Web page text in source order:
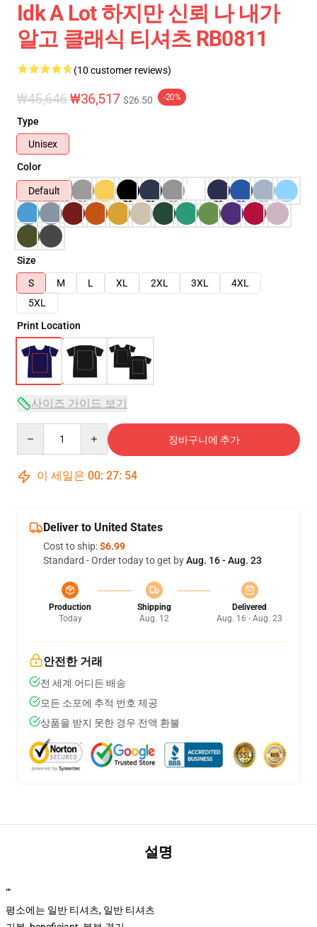
Idk A Lot 하지만 신뢰 나 내가
알고 클래식 티셔츠 RB0811
(10 customer reviews)
₩45,646₩36,517 $26.50 -20%
Type
Unisex
Color
Default
Size
S
M L XL 2XL 3XL
4XL
5XL
Print Location
사이즈 가이드 보기
장바구니에 추가
이 세일은 00: 27: 54
Deliver to United States
Cost to ship:$6.99
Standard - Order today to get byAug. 16 - Aug. 23
Production
Today
Shipping
Aug. 12
Delivered
Aug. 16 - Aug. 23
안전한 거래
전 세계 어디든 배송
모든 소포에 추적 번호 제공
상품을 받지 못한 경우 전액 환불
설명
""
평소에는 일반 티셔츠, 일반 티셔츠